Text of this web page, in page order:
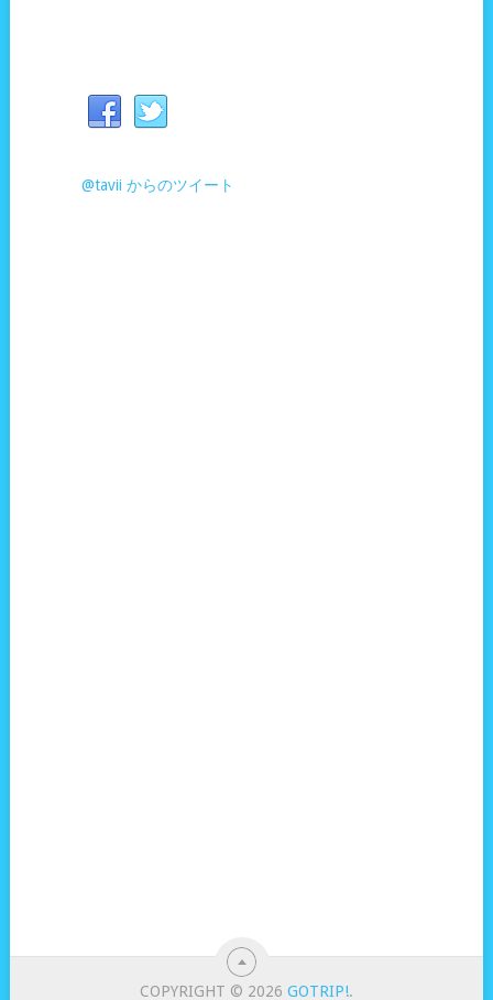
@tavii からのツイート
COPYRIGHT © 2026GOTRIP!.